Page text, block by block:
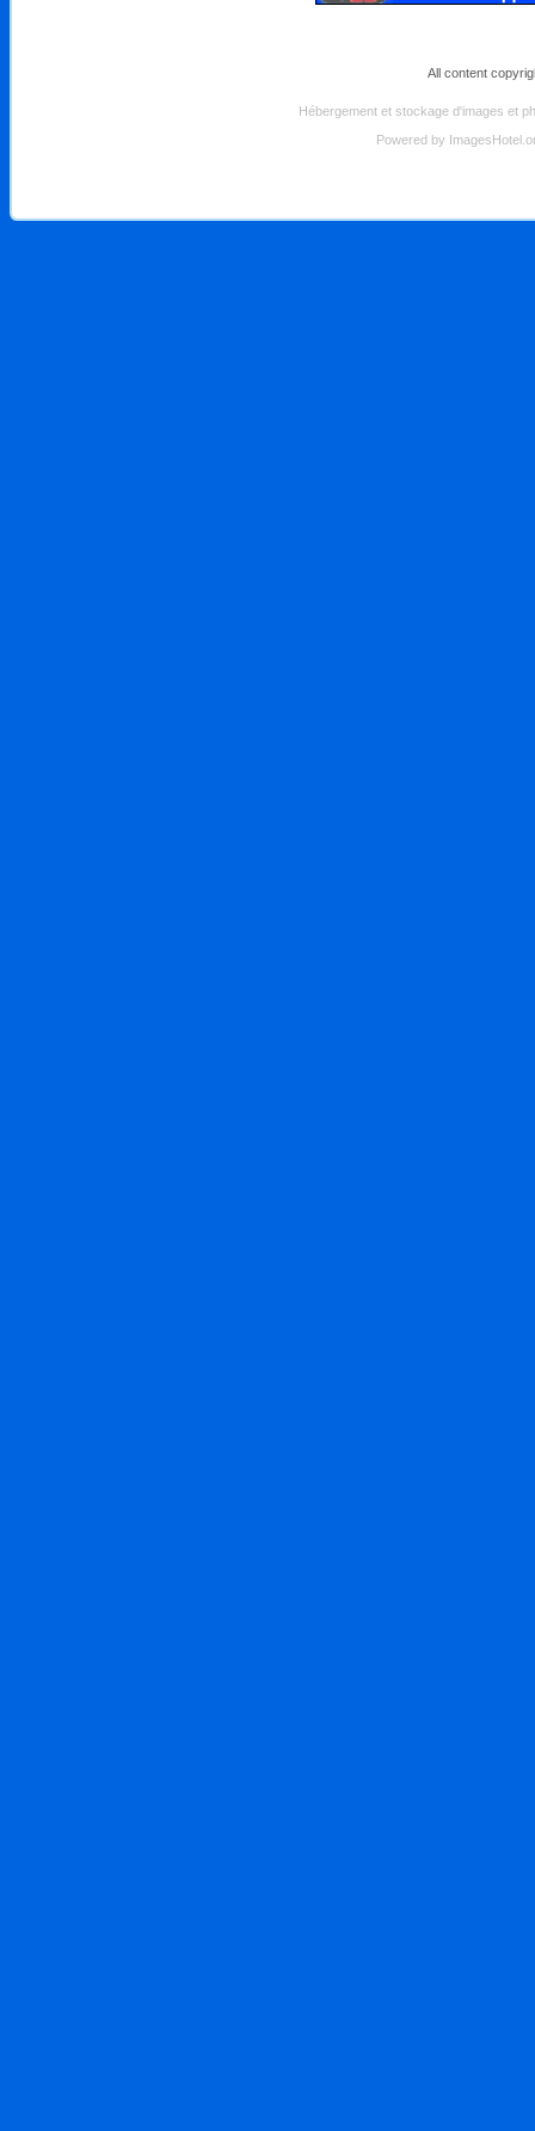
All content
Hébergement et stockage d'images et
Powered by